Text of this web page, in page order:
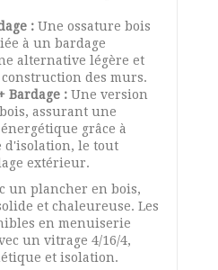
: Une ossature bois
à un bardage
alternative légère et
des murs.
Bardage : Une version
assurant une
grâce à
d'isolation, le tout
extérieur.
un plancher en bois,
et chaleureuse. Les
en menuiserie
un vitrage 4/16/4,
et isolation.